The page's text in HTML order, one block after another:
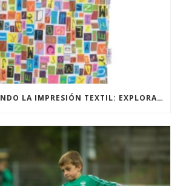
REVOLUCIONANDO LA IMPRESIÓN TEXTIL: EXPLORANDO LAS TÉCNICAS DE IMPRESIÓN DIRECTA Y SUBLIMACIÓN